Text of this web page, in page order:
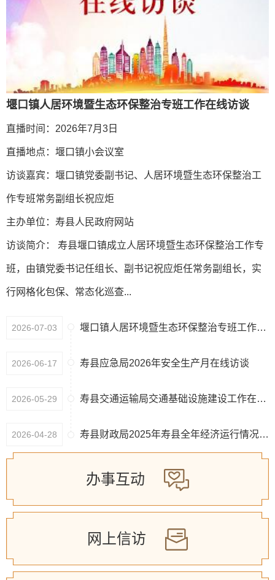
堰口镇人居环境暨生态环保整治专班工作在线访谈
直播时间： 2026年7月3日
直播地点： 堰口镇小会议室
访谈嘉宾： 堰口镇党委副书记、人居环境暨生态环保整治工
作专班常务副组长祝应炬
主办单位： 寿县人民政府网站
访谈简介： 寿县堰口镇成立人居环境暨生态环保整治工作专
班，由镇党委书记任组长、副书记祝应炬任常务副组长，实
行网格化包保、常态化巡查...
2026-07-03 堰口镇人居环境暨生态环保整治专班工作在线访谈
2026-06-17 寿县应急局2026年安全生产月在线访谈
2026-05-29 寿县交通运输局交通基础设施建设工作在线访谈
2026-04-28 寿县财政局2025年寿县全年经济运行情况在线访谈
办事互动
网上信访